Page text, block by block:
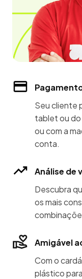
Seu cliente
tablet ou
ou com a
conta.
Análise de
Descubra
os mais
Amigável
Com o
plástico